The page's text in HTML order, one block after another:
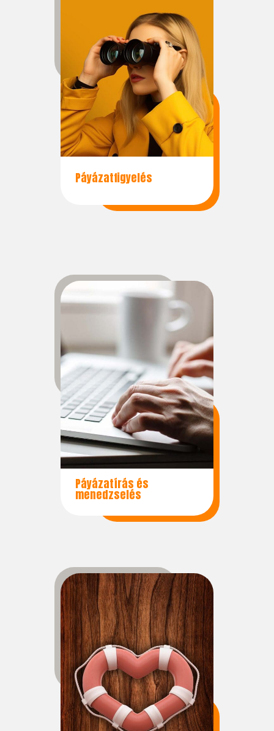
Páyázatfigyelés
Páyázatírás és
menedzselés